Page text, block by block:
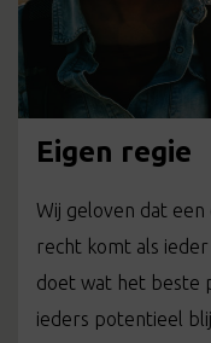
Eigen regie
Wij geloven dat
recht komt als
doet wat het beste
ieders potentieel